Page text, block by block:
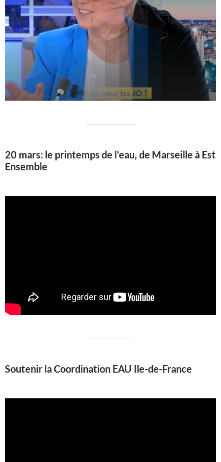
20 mars: le printemps de l'eau, de Marseille à Est
Ensemble
Soutenir la Coordination EAU Ile-de-France